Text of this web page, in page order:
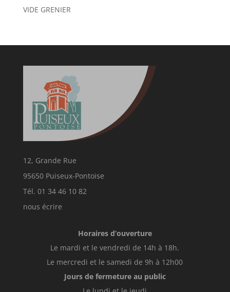
VIDE GRENIER
12, Grande Rue
95650 Puiseux-Pontoise
Tél. 01 34 46 10 82
nous écrire
Horaires d’ouverture
Le mardi et le vendredi de 14h à 18h.
Le mercredi et le samedi de 9h à 12h00
Jours de fermeture au public